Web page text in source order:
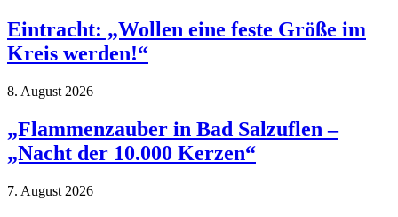
Eintracht: „Wollen eine feste Größe im
Kreis werden!“
8. August 2026
„Flammenzauber in Bad Salzuflen –
„Nacht der 10.000 Kerzen“
7. August 2026